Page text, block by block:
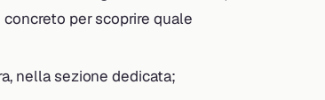
per scoprire quale
nella sezione dedicata;